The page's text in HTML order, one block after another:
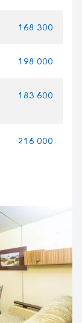
168 300
198 000
183 600
216 000